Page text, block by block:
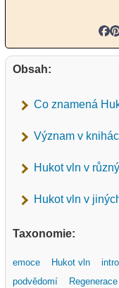
Obsah:
Co znamená
Význam v
Hukot vln v
Hukot vln v
Taxonomie:
emoce Hukot vln
podvědomí
Regenerace